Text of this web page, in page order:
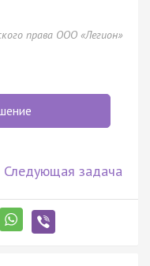
права ООО «Легион»
Следующая задача